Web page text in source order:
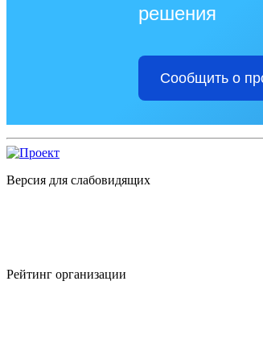
решения
Сообщить о
Версия для слабовидящих
Рейтинг организации